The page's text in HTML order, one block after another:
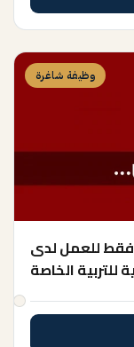
وظيفة شاغرة
للعمل لدى
للتربية الخاصة